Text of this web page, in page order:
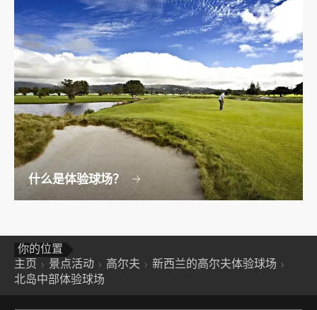
什么是体验球场？
你的位置
主页
景点活动 高尔夫
新西兰的高尔夫体验球场
北岛中部体验球场